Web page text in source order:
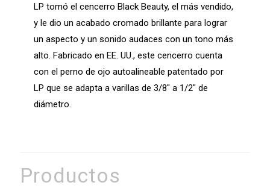
LP tomó el cencerro Black Beauty, el más vendido,
y le dio un acabado cromado brillante para lograr
un aspecto y un sonido audaces con un tono más
alto. Fabricado en EE. UU., este cencerro cuenta
con el perno de ojo autoalineable patentado por
LP que se adapta a varillas de 3/8″ a 1/2″ de
diámetro.
Productos